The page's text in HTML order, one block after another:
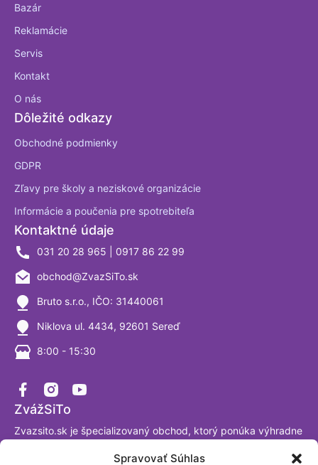
Spravovať Súhlas
Bazár
Reklamácie
Servis
Kontakt
O nás
Dôležité odkazy
Obchodné podmienky
GDPR
Zľavy pre školy a neziskové organizácie
Informácie a poučenia pre spotrebiteľa
ZvážSiTo
Zvazsito.sk je špecializovaný obchod, ktorý ponúka výhradne
predaju digitálnych váh už viac ako 30 rokov a sme
Kontaktné údaje
031 20 28 965 | 0917 86 22 99
obchod@ZvazSiTo.sk
Bruto s.r.o., IČO: 31440061
Niklova ul. 4434, 92601 Sereď
8:00 - 15:30